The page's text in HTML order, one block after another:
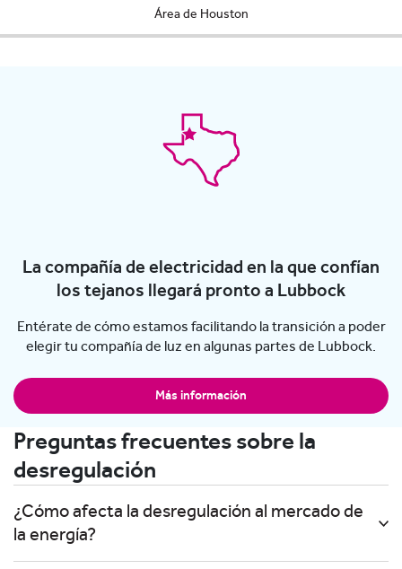
Área de Houston
La compañía de electricidad en la que confían
los tejanos llegará pronto a Lubbock
Entérate de cómo estamos facilitando la transición a poder
elegir tu compañía de luz en algunas partes de Lubbock.
Más información
Preguntas frecuentes sobre la
desregulación
¿Cómo afecta la desregulación al mercado de
la energía?